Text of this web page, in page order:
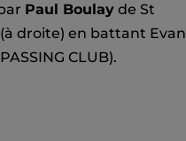
Paul Boulayde St
droite) en battant Evan
CLUB).